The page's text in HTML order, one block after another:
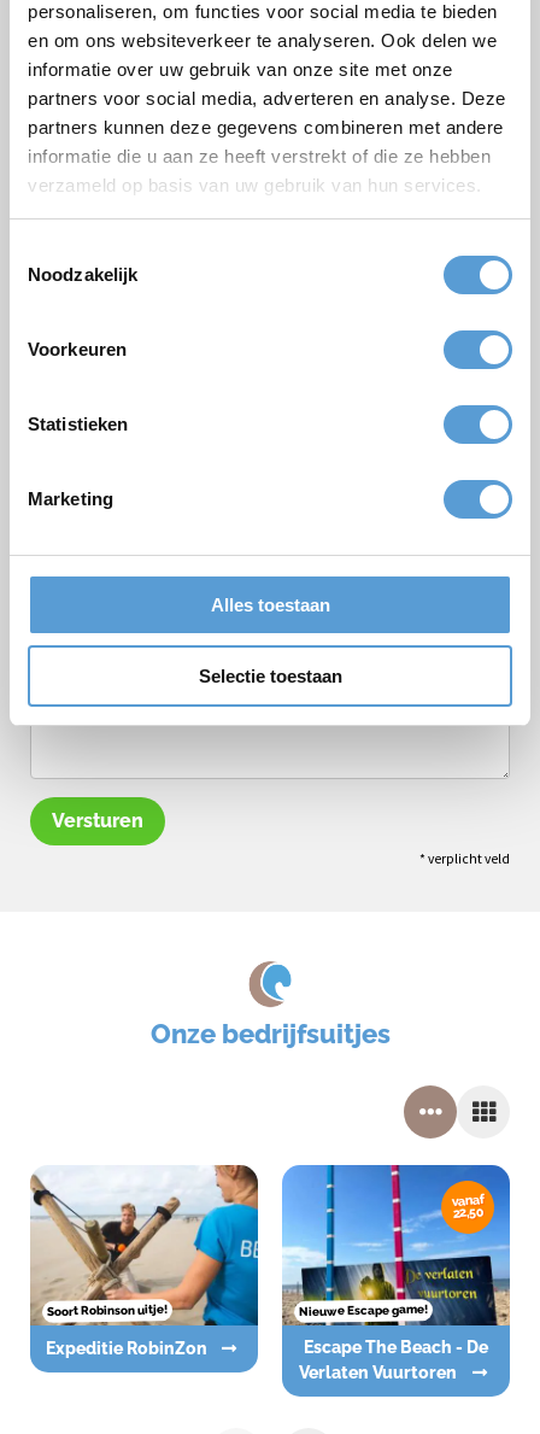
personaliseren, om functies voor social media te bieden
en om ons websiteverkeer te analyseren. Ook delen we
informatie over uw gebruik van onze site met onze
partners voor social media, adverteren en analyse. Deze
partners kunnen deze gegevens combineren met andere
informatie die u aan ze heeft verstrekt of die ze hebben
verzameld op basis van uw gebruik van hun services.
Noodzakelijk
Voorkeuren
Statistieken
Marketing
Alles toestaan
Selectie toestaan
Gelegenheid
Voornaam
Achternaam
E-mail *
Aantal personen
Budget
Borrel arrangement
Vergadering
Versturen
* verplicht veld
Onze bedrijfsuitjes
Soort Robinson uitje!
Expeditie RobinZon
vanaf
22,50
Nieuwe Escape game!
Escape The Beach - De
Verlaten Vuurtoren